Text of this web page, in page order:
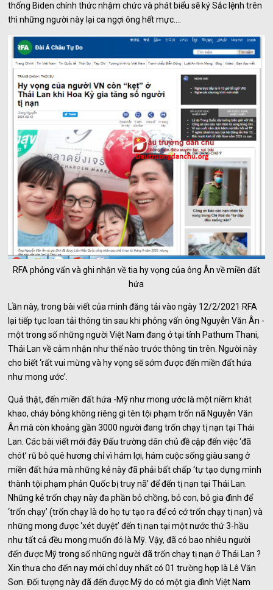
thống Biden chính thức nhậm chức và phát biểu sẽ ký Sắc lệnh trên
thì những người này lại ca ngợi ông hết mực….
RFA phỏng vấn và ghi nhận về tia hy vọng của ông Ân về miền đất
hứa
Lần này, trong bài viết của mình đăng tải vào ngày 12/2/2021 RFA
lại tiếp tục loan tải thông tin sau khi phỏng vấn ông Nguyễn Văn Ân -
một trong số những người Việt Nam đang ở tại tỉnh Pathum Thani,
Thái Lan về cảm nhận như thế nào trước thông tin trên. Người này
cho biết ‘rất vui mừng và hy vọng sẽ sớm được đến miền đất hứa
như mong ước’.
Quả thật, đến miền đất hứa -Mỹ như mong ước là một niềm khát
khao, cháy bỏng không riêng gì tên tội phạm trốn nã Nguyễn Văn
Ân mà còn khoảng gần 3000 người đang trốn chạy tị nạn tại Thái
Lan. Các bài viết mới đây Đấu trường dân chủ đề cập đến việc ‘đã
chót’ rũ bỏ quê hương chỉ vì hám lợi, hám cuộc sống giàu sang ở
miền đất hứa mà những kẻ này đã phải bất chấp ‘tự tạo dựng mình
thành tội phạm phản Quốc bị truy nã’ để đến tị nạn tại Thái Lan.
Những kẻ trốn chạy này đa phần bỏ chồng, bỏ con, bỏ gia đình để
‘trốn chạy’ (trốn chạy là do họ tự tạo ra để có cớ trốn chạy tị nạn) và
những mong được ‘xét duyệt’ đến tị nạn tại một nước thứ 3-hầu
như tất cả đều mong muốn đó là Mỹ. Vậy, đã có bao nhiêu người
đến được Mỹ trong số những người đã trốn chạy tị nạn ở Thái Lan ?
Xin thưa cho đến nay mới chỉ duy nhất có 01 trường hợp là Lê Văn
Sơn. Đối tượng này đã đến được Mỹ do có một gia đình Việt Nam